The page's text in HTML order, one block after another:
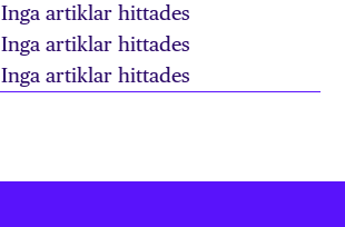
Inga artiklar hittades
Inga artiklar hittades
Inga artiklar hittades